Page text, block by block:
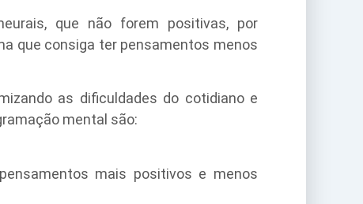
que não forem positivas, por
que consiga ter pensamentos menos
as dificuldades do cotidiano e
mental são:
mais positivos e menos